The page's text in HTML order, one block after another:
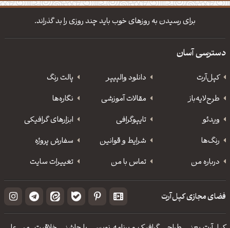
دانلود والپیپر مذهبی
تایپوگرافی شعر مولانا
برای رسیدن به روزهای خوب باید چند روزی را بد گذراند.
دسترسی آسان
کپل‌آرت دانلود‌ والپیپر
پالت رنگ
طرح‌لایه‌باز
مقالات آموزشی
نگاره‌ها
ویدئو
‌تایپوگرافی
ابزارهای گرافیکی
رنگ‌ها
شرایط و قوانین
سفارش پروژه
درباره من
تماس با من تغییرات سایت
فضای مجازی کپل‌آرت